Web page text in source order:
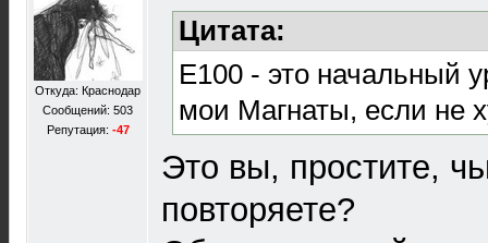
Откуда: Краснодар
Сообщений: 503
Репутация: -47
Цитата:
Е100 - это начальный
мои Магнаты, если не
Это вы, простите,
повторяете?